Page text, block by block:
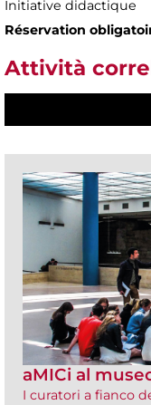
Initiative didactique
Réservation
Attività
aMICi al
I curatori a fianco